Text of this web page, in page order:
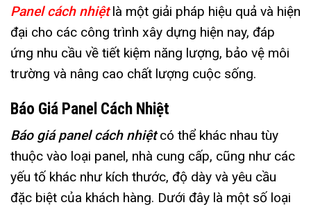
Panel cách nhiệtlà một giải pháp hiệu quả và hiện
đại cho các công trình xây dựng hiện nay, đáp
ứng nhu cầu về tiết kiệm năng lượng, bảo vệ môi
trường và nâng cao chất lượng cuộc sống.
Báo Giá Panel Cách Nhiệt
Báo giá panel cách nhiệtcó thể khác nhau tùy
thuộc vào loại panel, nhà cung cấp, cũng như các
yếu tố khác như kích thước, độ dày và yêu cầu
đặc biệt của khách hàng. Dưới đây là một số loại